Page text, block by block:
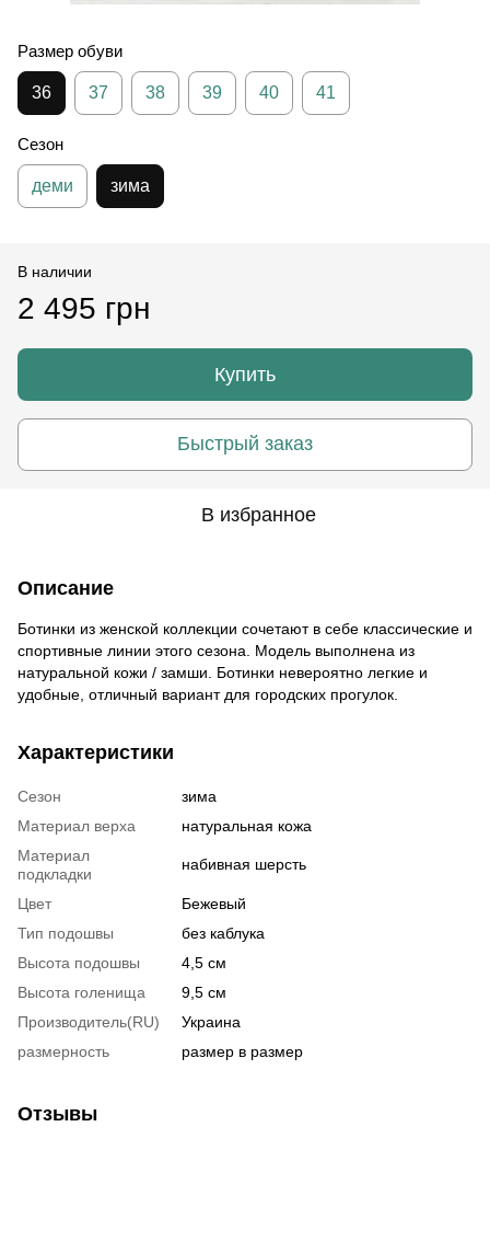
Размер обуви
36 37 38 39 40 41
Сезон
деми зима
В наличии
2 495 грн
Купить
Быстрый заказ
В избранное
Описание
Ботинки из женской коллекции сочетают в себе классические и
спортивные линии этого сезона. Модель выполнена из
натуральной кожи / замши. Ботинки невероятно легкие и
удобные, отличный вариант для городских прогулок.
Характеристики
Сезон
зима
Материал верха
натуральная кожа
Материал
подкладки
набивная шерсть
Цвет
Бежевый
Тип подошвы
без каблука
Высота подошвы
4,5 см
Высота голенища
9,5 см
Производитель(RU)
Украина
размерность
размер в размер
Отзывы